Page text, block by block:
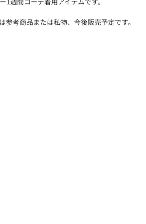
考商品または私物、今後販売予定です。